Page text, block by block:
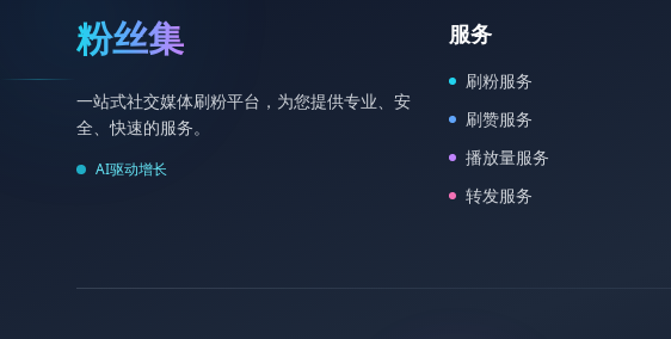
粉丝集
一站式社交媒体刷粉平台，为您提供专业、安
全、快速的服务。
AI驱动增长
服务
刷粉服务
刷赞服务
播放量服务
转发服务